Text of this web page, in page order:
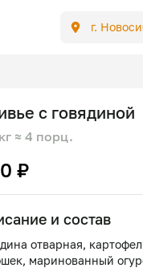
г.
с говядиной
≈ 4 порц.
₽
и состав
отварная,